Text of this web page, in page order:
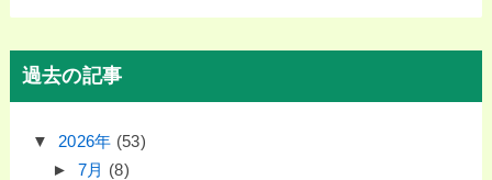
過去の記事
▼ 2026年 (53)
► 7月 (8)